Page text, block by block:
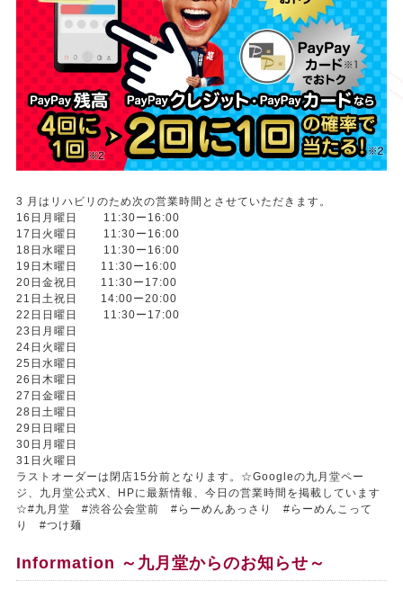
3 月はリハビリのため次の営業時間とさせていただきます。
16日月曜日 11:30ー16:00
17日火曜日 11:30ー16:00
18日水曜日 11:30ー16:00
19日木曜日 11:30ー16:00
20日金祝日 11:30ー17:00
21日土祝日 14:00ー20:00
22日日曜日 11:30ー17:00
23日月曜日
24日火曜日
25日水曜日
26日木曜日
27日金曜日
28日土曜日
29日日曜日
30日月曜日
31日火曜日
ラストオーダーは閉店15分前となります。☆Googleの九月堂ペー
ジ、九月堂公式X、HPに最新情報、今日の営業時間を掲載しています
☆#九月堂 #渋谷公会堂前 #らーめんあっさり #らーめんこって
り #つけ麺
Information ～九月堂からのお知らせ～